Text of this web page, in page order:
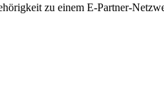
zu einem E-Partner-